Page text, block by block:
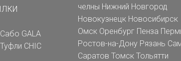
Сабо GALA
Туфли CHIC
челны Нижний Новгород
Новокузнецк Новосибирск
Омск Оренбург Пенза
Ростов-на-Дону Рязань
Саратов Томск Тольятти